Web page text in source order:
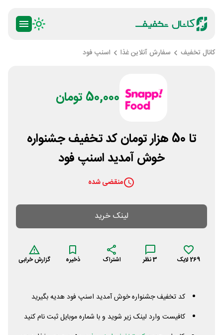
کانال تخفیف سفارش آنلاین غذا اسنپ فود
50,000 تومان
تا 50 هزار تومان کد تخفیف جشنواره
خوش آمدید اسنپ فود
منقضی شده
لینک خرید
269لایک 3نظر اشتراک ذخیره گزارش خرابی
کد تخفیف جشنواره خوش آمدید اسنپ فود هدیه بگیرید
کافیست وارد لینک زیر شوید و با شماره موبایل ثبت نام کنید